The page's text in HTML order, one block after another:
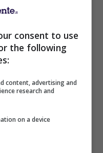
e scommesse
consent to use
the following
content, advertising and
research and
on a device